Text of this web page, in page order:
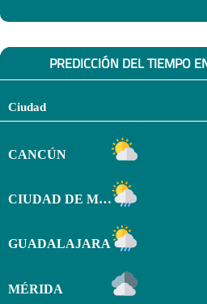
PREDICCIÓN DEL TIEMPO
Ciudad
CANCÚN
CIUDAD DE MÉXICO
GUADALAJARA
MÉRIDA